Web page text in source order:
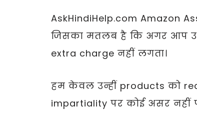
AskHindiHelp.com Amazon
जिसका मतलब है कि अगर आप
extra charge नहीं लगता।
हम केवल उन्हीं products को
impartiality पर कोई असर नहीं